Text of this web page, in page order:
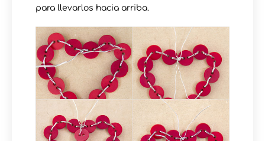
para llevarlos hacia arriba.